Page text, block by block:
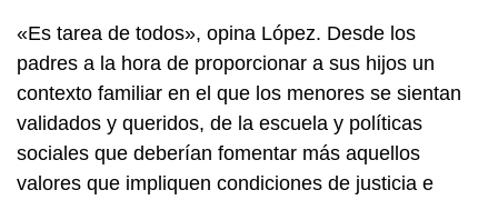
«Es tarea de todos», opina López. Desde los
padres a la hora de proporcionar a sus hijos un
contexto familiar en el que los menores se sientan
validados y queridos, de la escuela y políticas
sociales que deberían fomentar más aquellos
valores que impliquen condiciones de justicia e